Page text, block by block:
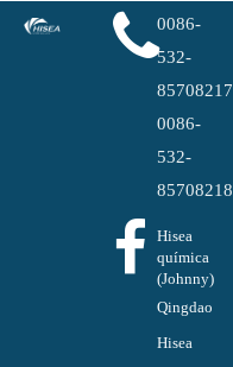
0086-
532-
85708217
0086-
532-
85708218
Hisea
química
(Johnny)
Qingdao
Hisea